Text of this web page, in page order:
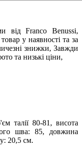
від Franco Benussi,
у наявності та за
знижки, Завжди
та низькі ціни,
талії 80-81, висота
шва: 85, довжина
20,5 см.